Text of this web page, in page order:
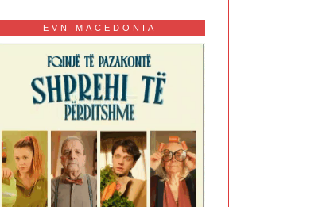
EVN MACEDONIA